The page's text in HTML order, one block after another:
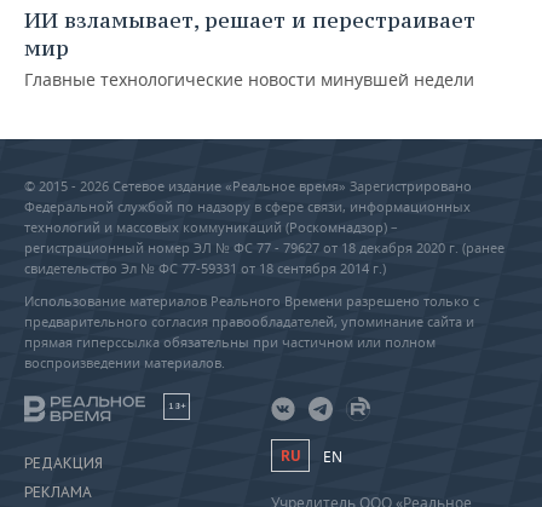
ИИ взламывает, решает и перестраивает
мир
Главные технологические новости минувшей недели
© 2015 - 2026 Сетевое издание «Реальное время» Зарегистрировано
Федеральной службой по надзору в сфере связи, информационных
технологий и массовых коммуникаций (Роскомнадзор) –
регистрационный номер ЭЛ № ФС 77 - 79627 от 18 декабря 2020 г. (ранее
свидетельство Эл № ФС 77-59331 от 18 сентября 2014 г.)
Использование материалов Реального Времени разрешено только с
предварительного согласия правообладателей, упоминание сайта и
прямая гиперссылка обязательны при частичном или полном
воспроизведении материалов.
18+
РЕДАКЦИЯ
РЕКЛАМА
RU EN